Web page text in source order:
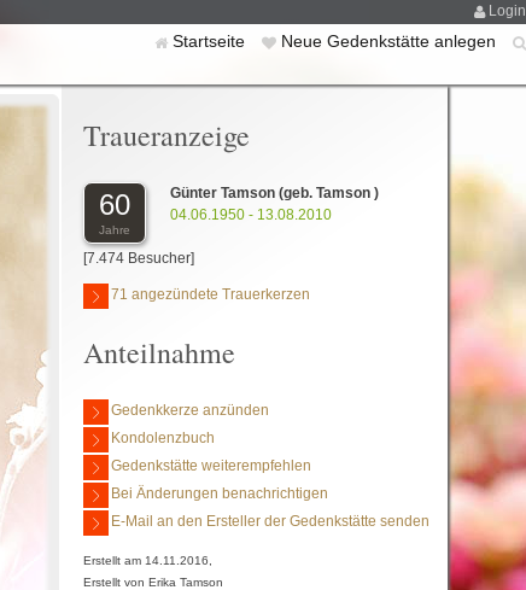
Login
Startseite Neue Gedenkstätte anlegen
Traueranzeige
60
Jahre
Günter Tamson (geb. Tamson )
04.06.1950 - 13.08.2010
[7.474 Besucher]
71 angezündete Trauerkerzen
Anteilnahme
Gedenkkerze anzünden
Kondolenzbuch
Gedenkstätte weiterempfehlen
Bei Änderungen benachrichtigen
E-Mail an den Ersteller der Gedenkstätte senden
Erstellt am 14.11.2016,
Erstellt von Erika Tamson